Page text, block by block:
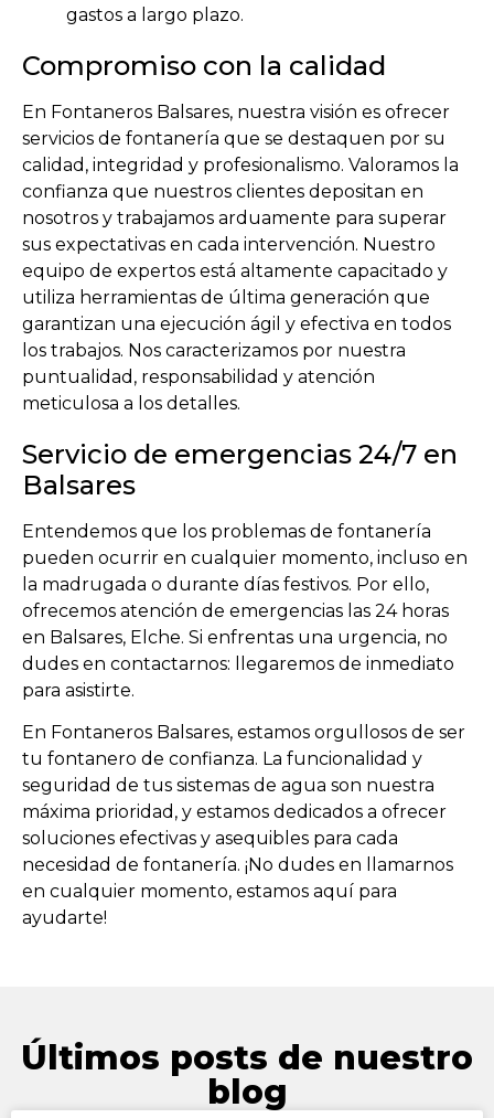
gastos a largo plazo.
Compromiso con la calidad
En Fontaneros Balsares, nuestra visión es ofrecer
servicios de fontanería que se destaquen por su
calidad, integridad y profesionalismo. Valoramos la
confianza que nuestros clientes depositan en
nosotros y trabajamos arduamente para superar
sus expectativas en cada intervención. Nuestro
equipo de expertos está altamente capacitado y
utiliza herramientas de última generación que
garantizan una ejecución ágil y efectiva en todos
los trabajos. Nos caracterizamos por nuestra
puntualidad, responsabilidad y atención
meticulosa a los detalles.
Servicio de emergencias 24/7 en
Balsares
Entendemos que los problemas de fontanería
pueden ocurrir en cualquier momento, incluso en
la madrugada o durante días festivos. Por ello,
ofrecemos atención de emergencias las 24 horas
en Balsares, Elche. Si enfrentas una urgencia, no
dudes en contactarnos: llegaremos de inmediato
para asistirte.
En Fontaneros Balsares, estamos orgullosos de ser
tu fontanero de confianza. La funcionalidad y
seguridad de tus sistemas de agua son nuestra
máxima prioridad, y estamos dedicados a ofrecer
soluciones efectivas y asequibles para cada
necesidad de fontanería. ¡No dudes en llamarnos
en cualquier momento, estamos aquí para
ayudarte!
Últimos posts de nuestro
blog